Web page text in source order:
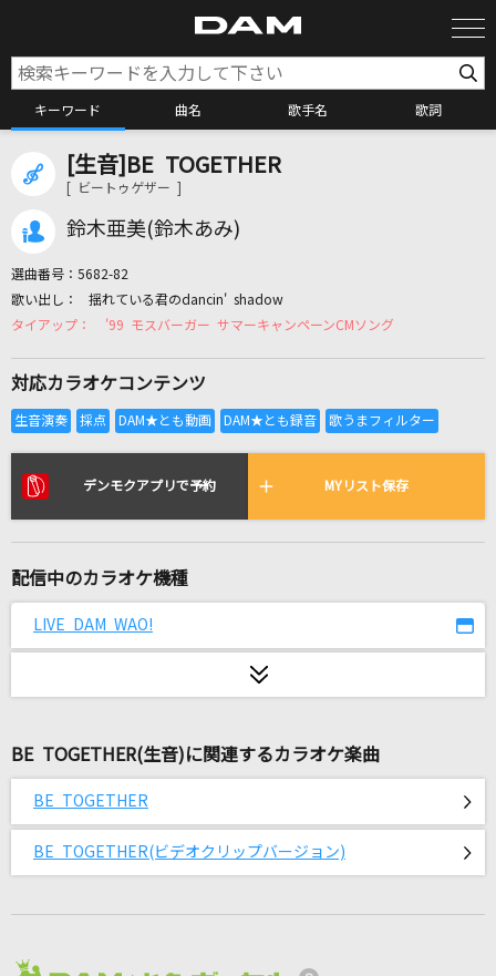
キーワード 曲名 歌手名 歌詞
カラオケ検索
カラオケ店舗検索
カラオケリクエスト
リアルタイムで歌われている曲の一覧
はいよろこんで
2005・POPS 女
DKオリジナルメドレー
恋におちて-Fall in Love-
[プロオケ]ごめんね…
[生音]BE TOGETHER
[ ビートゥゲザー ]
鈴木亜美(鈴木あみ)
選曲番号： 5682-82
揺れている君のdancin' shadow
'99 モスバーガー サマーキャンペーンCMソング
対応カラオケコンテンツ
デンモクアプリで予約 MYリスト保存
配信中のカラオケ機種
LIVE DAM WAO!
BE TOGETHER(生音)に関連するカラオケ楽曲
BE TOGETHER
BE TOGETHER(ビデオクリップバージョン)